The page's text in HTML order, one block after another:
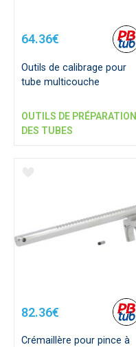
64.36€
Outils de calibrage pour
tube multicouche
OUTILS DE PRÉPARATION
DES TUBES
82.36€
Crémaillère pour pince à